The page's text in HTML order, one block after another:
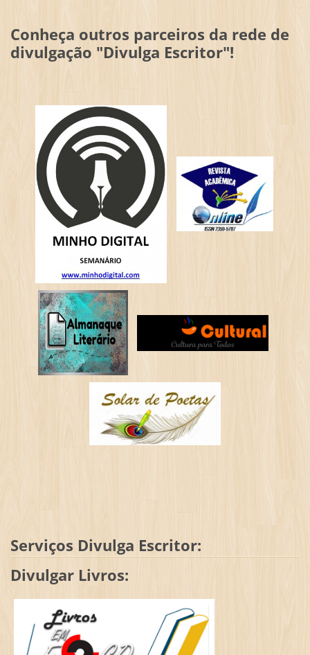
Conheça outros parceiros da rede de
divulgação "Divulga Escritor"!
Serviços Divulga Escritor:
Divulgar Livros: